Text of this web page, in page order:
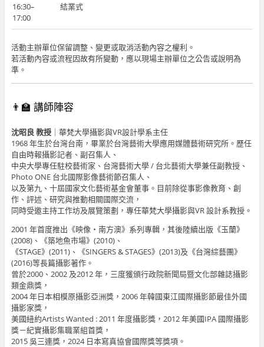
16:30–
17:00
結業式
活動主辦單位保留調整、變更或取消活動內容之權利。
若活動內容或流程因故有所變動，應以現場主辦單位之公告或說明為
準。
👨‍🏫 講師陣容
沈昭良 教授｜華梵大學攝影與VR設計學系主任
1968 年生於台灣台南，畢業於台灣藝術大學應用媒體藝術研究所。歷任
自由時報攝影記者、副召集人、
中央大學專任駐校藝術家、台灣藝術大學 / 台北藝術大學兼任副教授、
Photo ONE 台北國際影像藝術節召集人、
以及第九、十屆國家文化藝術基金會董事。目前除從事影像教育、創
作、評述、研究與推動相關國際交流，
同時受邀主持工作坊及展覽策劃，專任華梵大學攝影與VR 設計系教授。
2001 年首度推出《映像・南方澳》系列專輯，其後陸續出版《玉蘭》
(2008)、《築地魚市場》(2010)、
《STAGE》(2011)、《SINGERS & STAGES》(2013)及《台灣綜藝團》
(2016)等長篇攝影著作。
曾於2000、2002 及2012 年，三度獲頒行政院新聞局暨文化部雜誌攝影
類金鼎獎，
2004 年日本相模原攝影亞洲獎，2006 年韓國東江國際攝影節最佳外國
攝影家獎，
美國紐約Artists Wanted : 2011 年度攝影獎，2012 年美國IPA 國際攝影
獎－紀實攝影集職業組首獎，
2015 吳三連獎，2024 日本寫真協會國際獎等獎項。